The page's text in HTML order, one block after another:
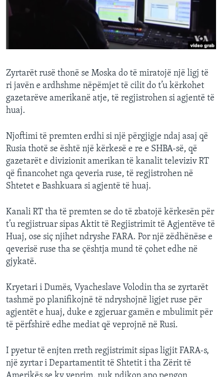
Zyrtarët rusë thonë se Moska do të miratojë një ligj të
ri javën e ardhshme nëpëmjet të cilit do t’u kërkohet
gazetarëve amerikanë atje, të regjistrohen si agjentë të
huaj.
Njoftimi të premten erdhi si një përgjigje ndaj asaj që
Rusia thotë se është një kërkesë e re e SHBA-së, që
gazetarët e divizionit amerikan të kanalit televiziv RT
që financohet nga qeveria ruse, të regjistrohen në
Shtetet e Bashkuara si agjentë të huaj.
Kanali RT tha të premten se do të zbatojë kërkesën për
t’u regjistruar sipas Aktit të Regjistrimit të Agjentëve të
Huaj, ose siç njihet ndryshe FARA. Por një zëdhënëse e
qeverisë ruse tha se çështja mund të çohet edhe në
gjykatë.
Kryetari i Dumës, Vyacheslave Volodin tha se zyrtarët
tashmë po planifikojnë të ndryshojnë ligjet ruse për
agjentët e huaj, duke e zgjeruar gamën e mbulimit për
të përfshirë edhe mediat që veprojnë në Rusi.
I pyetur të enjten rreth regjistrimit sipas ligjit FARA-s,
një zyrtar i Departamentit të Shtetit i tha Zërit të